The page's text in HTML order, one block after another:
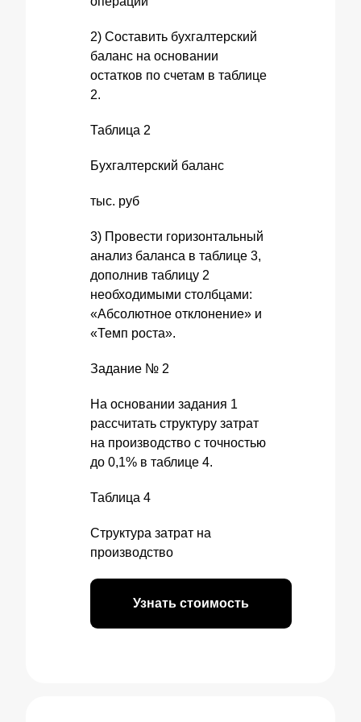
2) Составить бухгалтерский
баланс на основании
остатков по счетам в таблице
2.
Таблица 2
Бухгалтерский баланс
тыс. руб
3) Провести горизонтальный
анализ баланса в таблице 3,
дополнив таблицу 2
необходимыми столбцами:
«Абсолютное отклонение» и
«Темп роста».
Задание № 2
На основании задания 1
рассчитать структуру затрат
на производство с точностью
до 0,1% в таблице 4.
Таблица 4
Структура затрат на
производство
Узнать стоимость